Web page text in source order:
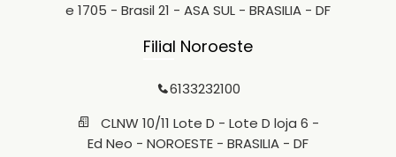
e 1705 - Brasil 21 - ASA SUL - BRASILIA - DF
Filial Noroeste
6133232100
CLNW 10/11 Lote D - Lote D loja 6 -
Ed Neo - NOROESTE - BRASILIA - DF